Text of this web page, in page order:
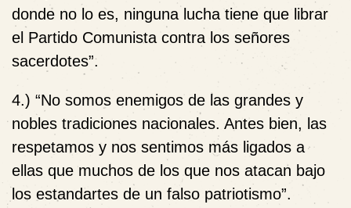
donde no lo es, ninguna lucha tiene que librar
el Partido Comunista contra los señores
sacerdotes”.
4.) “No somos enemigos de las grandes y
nobles tradiciones nacionales. Antes bien, las
respetamos y nos sentimos más ligados a
ellas que muchos de los que nos atacan bajo
los estandartes de un falso patriotismo”.